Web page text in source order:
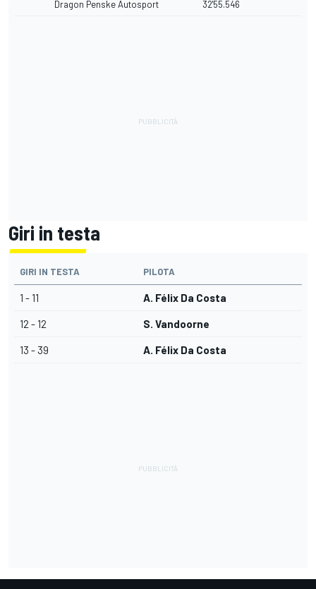
Dragon Penske Autosport 32'55.546
Giri in testa
GIRI IN TESTA PILOTA
1 - 11 A. Félix Da Costa
12 - 12 S. Vandoorne
13 - 39 A. Félix Da Costa